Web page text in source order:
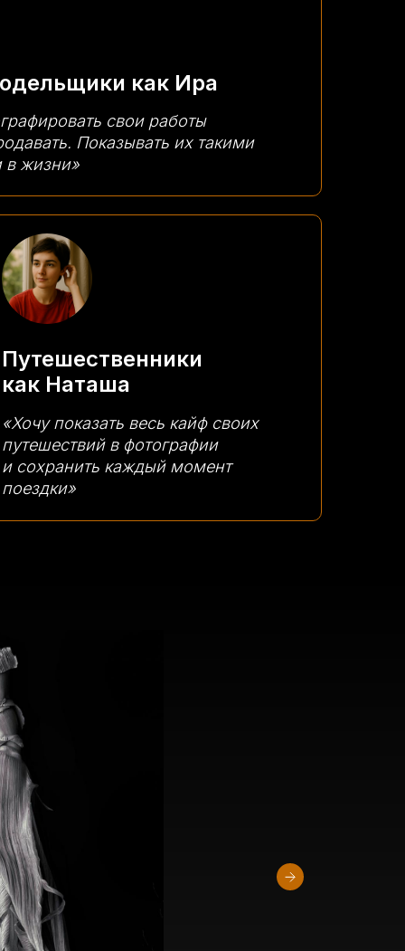
свои работы
Показывать их такими
в жизни»
как Ира
«Хочу показать весь кайф своих
путешествий в фотографии
и сохранить каждый момент
поездки»
Путешественники
как Наташа